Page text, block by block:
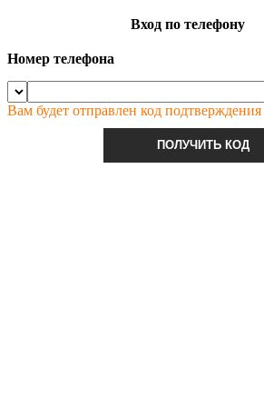
Вход по телефону
Номер телефона
Вам будет отправлен код подтверждения
ПОЛУЧИТЬ КОД